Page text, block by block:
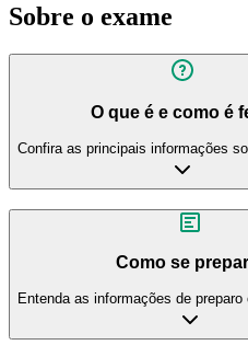
Sobre o exame
O que é e como é
Confira as principais informações
Como se
Entenda as informações de